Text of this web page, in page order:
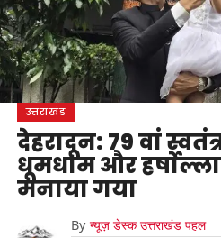
उत्तराखंड
देहरादून: 79 वां
धूमधाम और
मनाया गया
By न्यूज़ डेस्क उत्तराखंड पहल